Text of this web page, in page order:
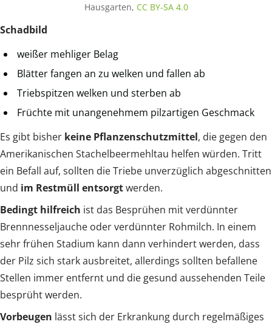
Hausgarten, CC BY-SA 4.0
Schadbild
weißer mehliger Belag
Blätter fangen an zu welken und fallen ab
Triebspitzen welken und sterben ab
Früchte mit unangenehmem pilzartigen Geschmack
Es gibt bisher keine Pflanzenschutzmittel, die gegen den
Amerikanischen Stachelbeermehltau helfen würden. Tritt
ein Befall auf, sollten die Triebe unverzüglich abgeschnitten
und im Restmüll entsorgtwerden.
Bedingt hilfreich ist das Besprühen mit verdünnter
Brennnesseljauche oder verdünnter Rohmilch. In einem
sehr frühen Stadium kann dann verhindert werden, dass
der Pilz sich stark ausbreitet, allerdings sollten befallene
Stellen immer entfernt und die gesund aussehenden Teile
besprüht werden.
Vorbeugen lässt sich der Erkrankung durch regelmäßiges